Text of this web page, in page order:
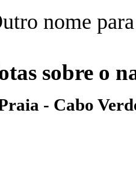
nome
sobre o
- Cabo